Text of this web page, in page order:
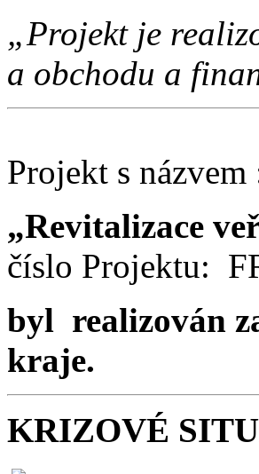
„Projekt je
a obchodu a
Projekt s názvem
„Revitalizace
číslo Projektu:
byl realizován
kraje.
KRIZOVÉ